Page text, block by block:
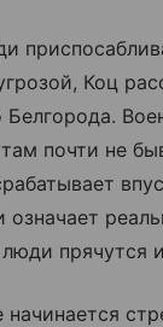
Коц
Белгорода.
почти не
означает
прячутся